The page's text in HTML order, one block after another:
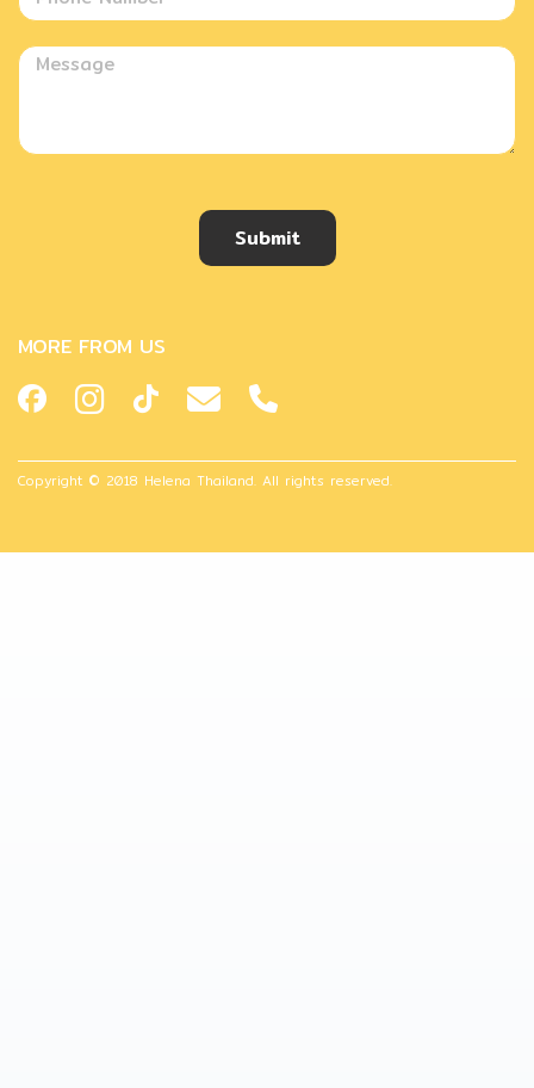
Submit
MORE FROM US
Copyright © 2018 Helena Thailand. All rights reserved.